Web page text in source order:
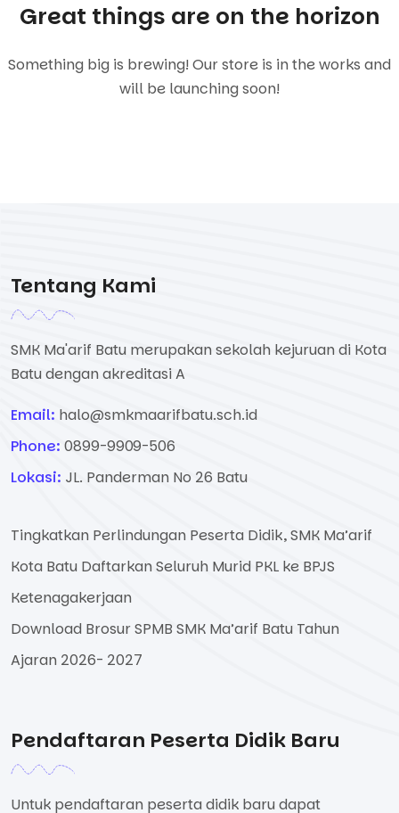
Great things are on the horizon
Something big is brewing! Our store is in the works and
will be launching soon!
Tentang Kami
SMK Ma'arif Batu merupakan sekolah kejuruan di Kota
Batu dengan akreditasi A
Email: halo@smkmaarifbatu.sch.id
Phone: 0899-9909-506
Lokasi: JL. Panderman No 26 Batu
Tingkatkan Perlindungan Peserta Didik, SMK Ma’arif
Kota Batu Daftarkan Seluruh Murid PKL ke BPJS
Ketenagakerjaan
Download Brosur SPMB SMK Ma’arif Batu Tahun
Ajaran 2026- 2027
Pendaftaran Peserta Didik Baru
Untuk pendaftaran peserta didik baru dapat